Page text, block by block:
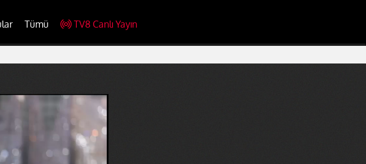
Tümü TV8 Canlı Yayın